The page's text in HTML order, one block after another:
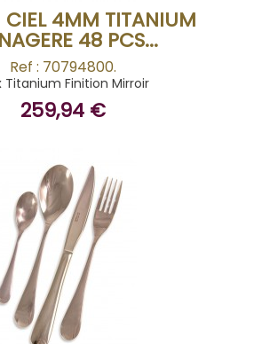
CIEL 4MM TITANIUM
48 PCS...
Ref : 70794800.
Titanium Finition Mirroir
259,94 €
BUY